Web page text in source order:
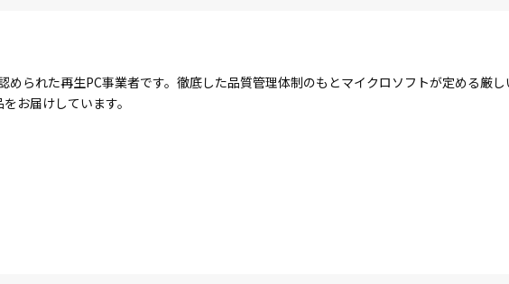
られた再生PC事業者です。徹底した品質管理体制のもとマイクロソフトが定める厳
お届けしています。